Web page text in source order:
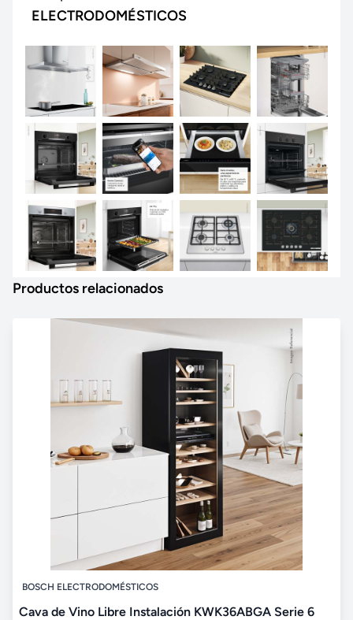
ELECTRODOMÉSTICOS
Productos relacionados
BOSCH ELECTRODOMÉSTICOS
Cava de Vino Libre Instalación KWK36ABGA Serie 6